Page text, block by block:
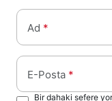
Ad *
E-Posta *
Bir dahaki sefere